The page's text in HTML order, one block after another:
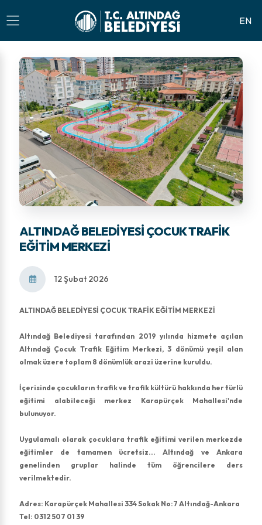
EN
ALTINDAĞ BELEDİYESİ ÇOCUK TRAFİK
EĞİTİM MERKEZİ
12 Şubat 2026
ALTINDAĞ BELEDİYESİ ÇOCUK TRAFİK EĞİTİM MERKEZİ
Altındağ Belediyesi tarafından 2019 yılında hizmete açılan
Altındağ Çocuk Trafik Eğitim Merkezi, 3 dönümü yeşil alan
olmak üzere toplam 8 dönümlük arazi üzerine kuruldu.
İçerisinde çocukların trafik ve trafik kültürü hakkında her türlü
eğitimi alabileceği merkez Karapürçek Mahallesi'nde
bulunuyor.
Uygulamalı olarak çocuklara trafik eğitimi verilen merkezde
eğitimler de tamamen ücretsiz... Altındağ ve Ankara
genelinden gruplar halinde tüm öğrencilere ders
verilmektedir.
Adres: Karapürçek Mahallesi 334 Sokak No:7 Altındağ-Ankara
Tel: 0312 507 01 39